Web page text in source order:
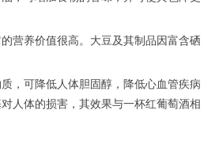
营养价值很高。大豆及其制品因富含硒
，可降低人体胆固醇，降低心血管疾病
人体的损害，其效果与一杯红葡萄酒相